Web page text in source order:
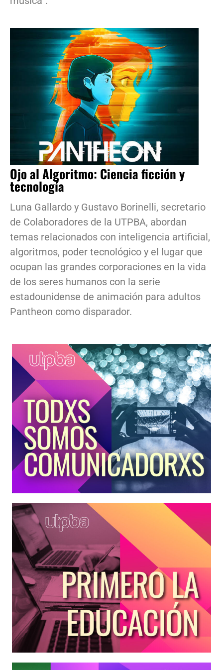
Ojo al Algoritmo: Ciencia ficción y
tecnología
Luna Gallardo y Gustavo Borinelli, secretario
de Colaboradores de la UTPBA, abordan
temas relacionados con inteligencia artificial,
algoritmos, poder tecnológico y el lugar que
ocupan las grandes corporaciones en la vida
de los seres humanos con la serie
estadounidense de animación para adultos
Pantheon como disparador.